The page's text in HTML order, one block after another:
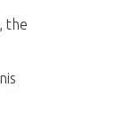
the